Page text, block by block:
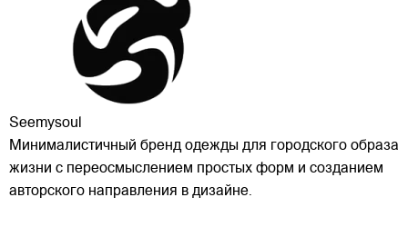
Seemysoul
Минималистичный бренд одежды для городского образа
жизни с переосмыслением простых форм и созданием
авторского направления в дизайне.